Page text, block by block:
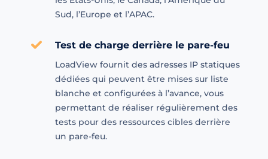
Sud, l’Europe et l’APAC.
Test de charge derrière le pare-feu
LoadView fournit des adresses IP statiques
dédiées qui peuvent être mises sur liste
blanche et configurées à l’avance, vous
permettant de réaliser régulièrement des
tests pour des ressources cibles derrière
un pare-feu.